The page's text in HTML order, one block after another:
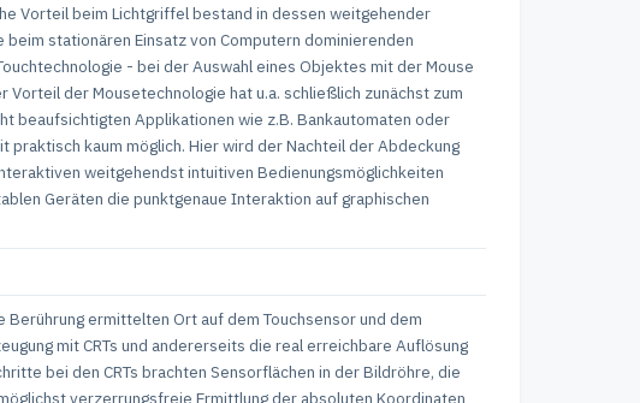
Vorteil beim Lichtgriffel bestand in dessen weitgehender
stationären Einsatz von Computern dominierenden
- bei der Auswahl eines Objektes mit der Mouse
der Mousetechnologie hat u.a. schließlich zunächst zum
beaufsichtigten Applikationen wie z.B. Bankautomaten oder
kaum möglich. Hier wird der Nachteil der Abdeckung
weitgehendst intuitiven Bedienungsmöglichkeiten
Geräten die punktgenaue Interaktion auf graphischen
ermittelten Ort auf dem Touchsensor und dem
mit CRTs und andererseits die real erreichbare Auflösung
bei den CRTs brachten Sensorflächen in der Bildröhre, die
verzerrungsfreie Ermittlung der absoluten Koordinaten